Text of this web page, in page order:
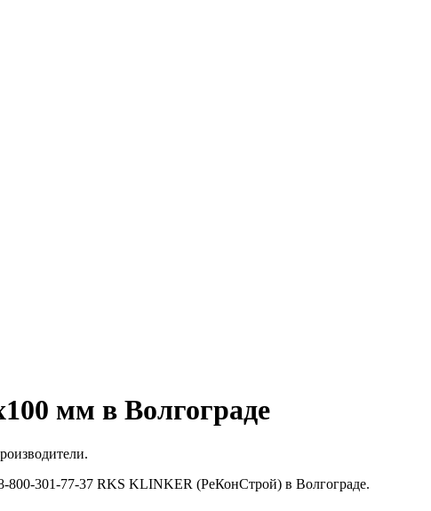
мм в Волгограде
301-77-37 RKS KLINKER (РеКонСтрой) в Волгограде.